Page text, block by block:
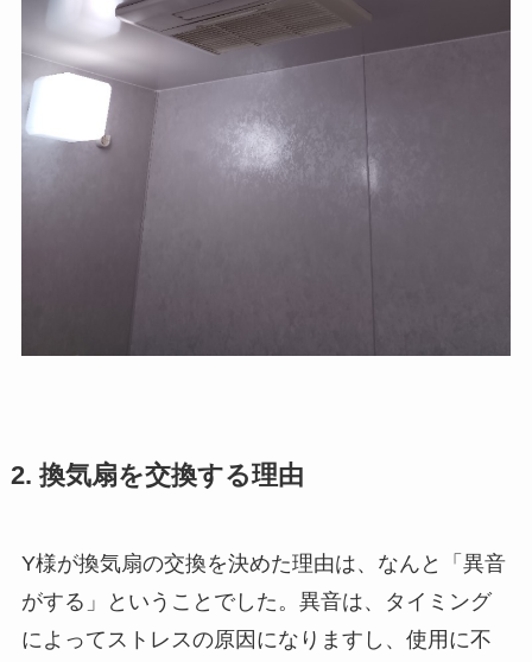
2. 換気扇を交換する理由
Y様が換気扇の交換を決めた理由は、なんと「異音
がする」ということでした。異音は、タイミング
によってストレスの原因になりますし、使用に不